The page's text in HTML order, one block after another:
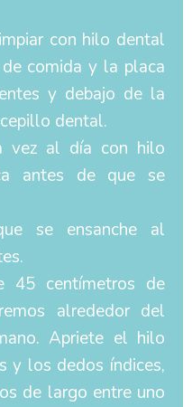
con hilo dental
comida y la placa
y debajo de la
dental.
vez al día con hilo
antes de que se
se ensanche al
45 centímetros de
alrededor del
Apriete el hilo
y los dedos índices,
de largo entre uno